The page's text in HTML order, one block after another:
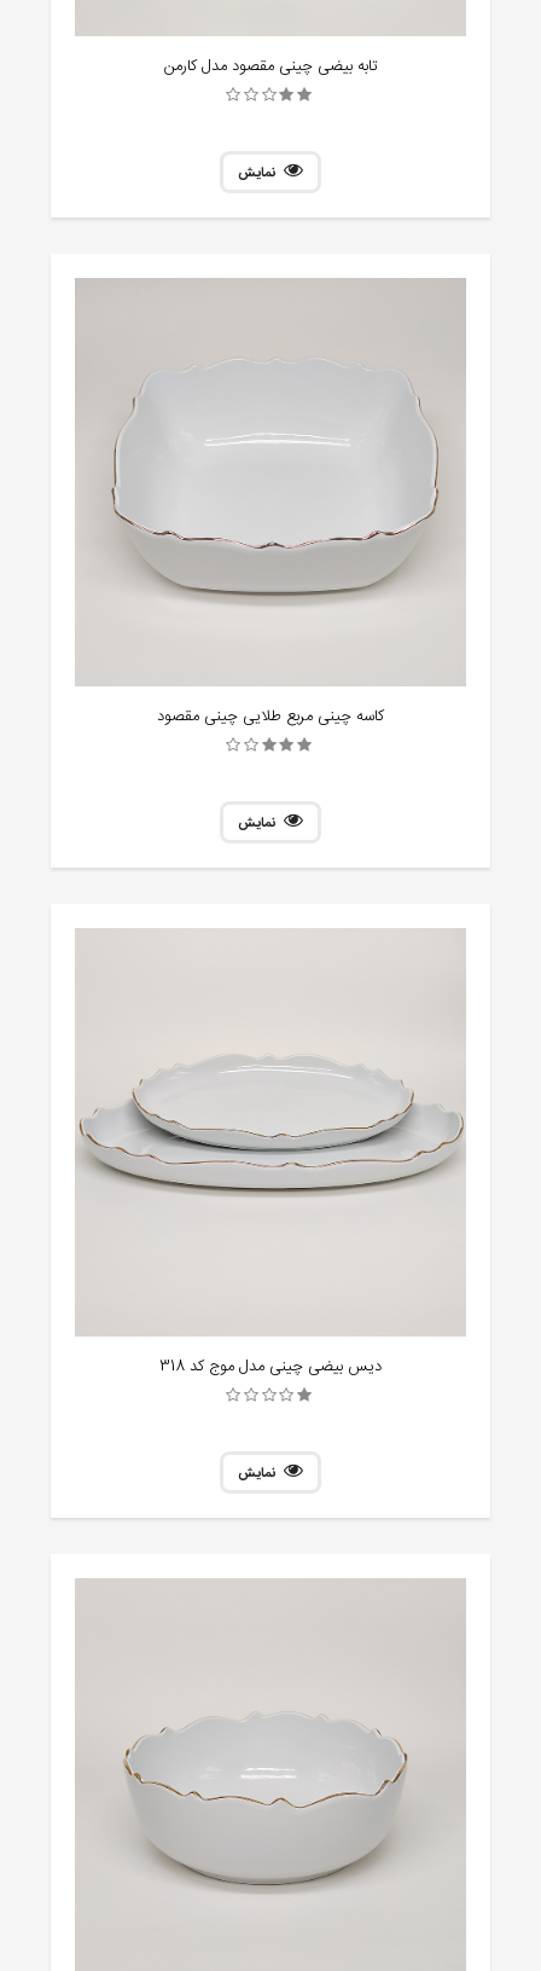
تابه بیضی چینی مقصود مدل کارمن
نمایش
کاسه چینی مربع طلایی چینی مقصود
نمایش
دیس بیضی چینی مدل موج کد 318
نمایش